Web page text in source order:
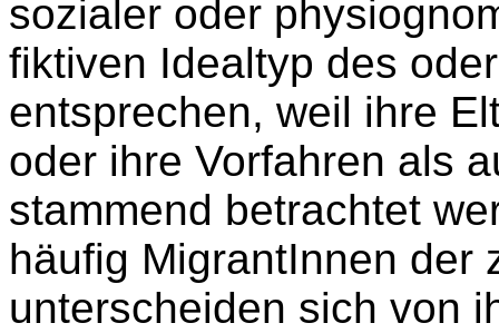
sozialer oder
fiktiven Idealtyp des
entsprechen, weil ihre
oder ihre Vorfahren als
stammend betrachtet
häufig MigrantInnen der
unterscheiden sich von